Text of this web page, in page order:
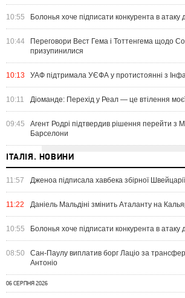
10:55 Болонья хоче підписати конкурента в атаку
10:44
Переговори Вест Гема і Тоттенгема щодо
призупинилися
10:13 УАФ підтримала УЄФА у протистоянні з
10:11 Діоманде: Перехід у Реал — це втілення моєї
09:45
Агент Родрі підтвердив рішення перейти з
Барселони
ІТАЛІЯ. НОВИНИ
11:57 Дженоа підписала хавбека збірної
11:22 Даніель Мальдіні змінить Аталанту на
10:55 Болонья хоче підписати конкурента в атаку
08:50
Сан-Паулу виплатив борг Лаціо за
Антоніо
06 СЕРПНЯ 2026